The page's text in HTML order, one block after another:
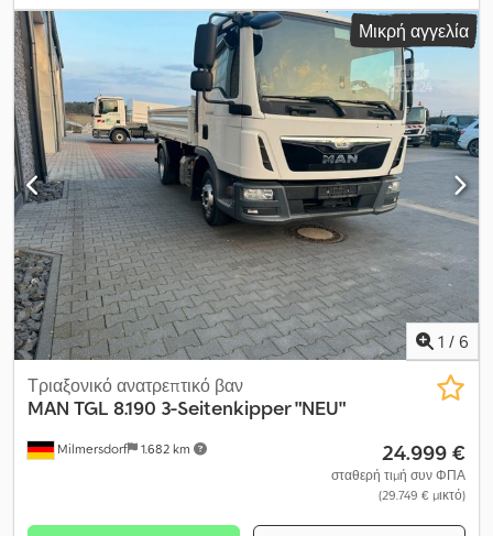
άξονες, φρένα:επιβραδυντής, τύπος μετάδοσης:μηχανικός,
κατηγορία εκπομπών:
Euro 6, μήκος χώρου φόρτωσης:4.000
χιλ., πλάτος χώρου φόρτωσης: 2.300 χιλ.
, ύψος χώρου
φόρτωσης:
, Έτος κατασκευής: 2019, Εξοπλισμός:ABS,
κλιματισμός, φίλτρο αιθάλης, Καινούργια ανατρεπόμενη
καρότσα 3-πλευρών, πίσω αιωρούμενη πόρτα, σημεία
πρόσδεσης στο χώρο φόρτωσης, και άλλα. Κλιματισμός, cruise
control, ηλεκτρικά παράθυρα, ηλεκτρικοί εξωτερικοί καθρέπτες. -
Δυνατότητα χρηματοδότησης και ανταλλαγής - Παράδοση
κατόπιν συμφωνίας Dedox T H Eyopfx Aqwjck - Εκπεφραστέος
ΦΠΑ 19%
Μικρή αγγελία
1 / 6
Milmersdorf 1.682 km
Τριαξονικό ανατρεπτικό βαν
MAN TGL 8.190 3-Seitenkipper "NEU"
24.999 €
σταθερή τιμή συν ΦΠΑ
(29.749 € μικτό)